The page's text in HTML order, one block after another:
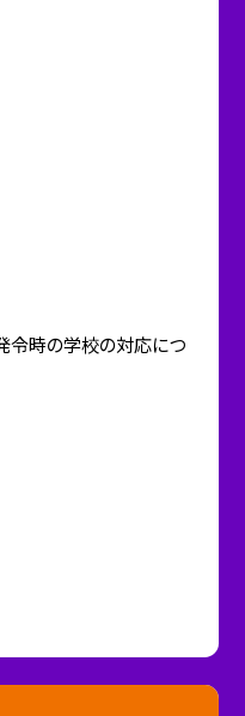
時の学校の対応につ